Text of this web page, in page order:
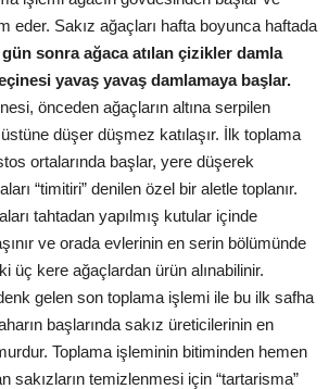
eder. Sakız ağaçları hafta boyunca haftada
gün sonra ağaca atılan çizikler damla
yavaş yavaş damlamaya başlar.
önceden ağaçların altına serpilen
üstüne düşer düşmez katılaşır. İlk toplama
ortalarında başlar, yere düşerek
“timitiri” denilen özel bir aletle toplanır.
tahtadan yapılmış kutular içinde
ve orada evlerinin en serin bölümünde
üç kere ağaçlardan ürün alınabilinir.
gelen son toplama işlemi ile bu ilk safha
başlarında sakız üreticilerinin en
Toplama işleminin bitiminden hemen
sakızların temizlenmesi için “tartarisma”